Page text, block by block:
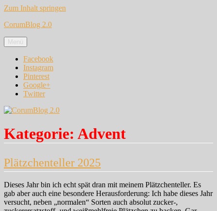
Zum Inhalt springen
CorumBlog 2.0
Menü
Facebook
Instagram
Pinterest
Google+
Twitter
Kategorie: Advent
Plätzchenteller 2025
Dieses Jahr bin ich echt spät dran mit meinem Plätzchenteller. Es
gab aber auch eine besondere Herausforderung: Ich habe dieses Jahr
versucht, neben „normalen“ Sorten auch absolut zucker-,